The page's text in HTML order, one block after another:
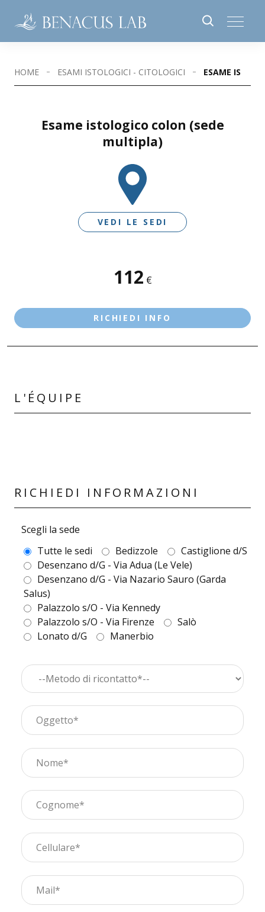
HOME ESAMI ISTOLOGICI - CITOLOGICI ESAME
Esame istologico colon (sede
multipla)
VEDI LE SEDI
112 €
RICHIEDI INFO
L'ÉQUIPE
RICHIEDI INFORMAZIONI
Scegli la sede
Tutte le sedi
Bedizzole
Castiglione d/S
Desenzano d/G - Via Adua (Le Vele)
Desenzano d/G - Via Nazario Sauro (Garda
Salus)
Palazzolo s/O - Via Kennedy
Palazzolo s/O - Via Firenze
Salò
Lonato d/G
Manerbio